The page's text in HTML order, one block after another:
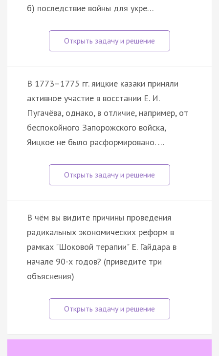
б) последствие войны для укре…
В 1773–1775 гг. яицкие казаки приняли
активное участие в восстании Е. И.
Пугачёва, однако, в отличие, например, от
беспокойного Запорожского войска,
Яицкое не было расформировано. …
В чём вы видите причины проведения
радикальных экономических реформ в
рамках "Шоковой терапии" Е. Гайдара в
начале 90-х годов? (приведите три
объяснения)